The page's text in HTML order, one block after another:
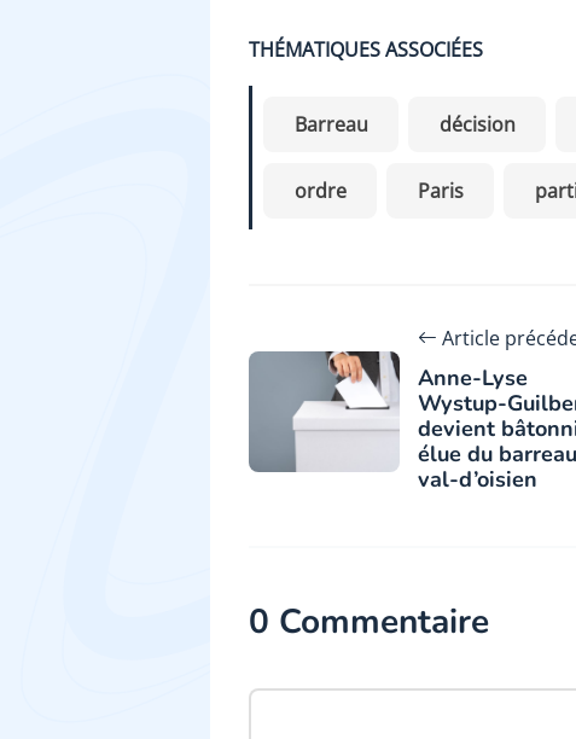
THÉMATIQUES ASSOCIÉES
Barreau décision
ordre Paris
Article
Anne-Lyse
Wystup-
devient
élue du barreau
val-d’oisien
0 Commentaire